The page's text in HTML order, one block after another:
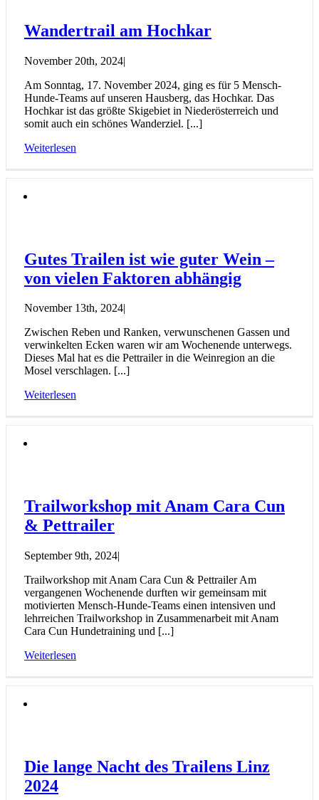
Wandertrail am Hochkar
November 20th, 2024|
Am Sonntag, 17. November 2024, ging es für 5 Mensch-
Hunde-Teams auf unseren Hausberg, das Hochkar. Das
Hochkar ist das größte Skigebiet in Niederösterreich und
somit auch ein schönes Wanderziel. [...]
Weiterlesen
Gutes Trailen ist wie guter Wein –
von vielen Faktoren abhängig
November 13th, 2024
Zwischen Reben und Ranken, verwunschenen Gassen und
verwinkelten Ecken waren wir am Wochenende unterwegs.
Dieses Mal hat es die Pettrailer in die Weinregion an die
Mosel verschlagen. [...]
Weiterlesen
Trailworkshop mit Anam Cara Cun
& Pettrailer
September 9th, 2024|
Trailworkshop mit Anam Cara Cun & Pettrailer Am
vergangenen Wochenende durften wir gemeinsam mit
motivierten Mensch-Hunde-Teams einen intensiven und
lehrreichen Trailworkshop in Zusammenarbeit mit Anam
Cara Cun Hundetraining und [...]
Weiterlesen
Die lange Nacht des Trailens Linz
2024